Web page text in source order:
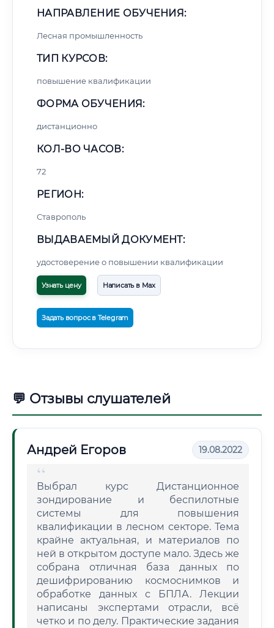
НАПРАВЛЕНИЕ ОБУЧЕНИЯ:
Лесная промышленность
ТИП КУРСОВ:
повышение квалификации
ФОРМА ОБУЧЕНИЯ:
дистанционно
КОЛ-ВО ЧАСОВ:
72
РЕГИОН:
Ставрополь
ВЫДАВАЕМЫЙ ДОКУМЕНТ:
удостоверение о повышении квалификации
Узнать цену Написать в Max
Задать вопрос в Telegram
💬 Отзывы слушателей
Андрей Егоров 19.08.2022
Выбрал курс Дистанционное
зондирование и беспилотные
системы для повышения
квалификации в лесном секторе. Тема
крайне актуальная, и материалов по
ней в открытом доступе мало. Здесь же
собрана отличная база данных по
дешифрированию космоснимков и
обработке данных с БПЛА. Лекции
написаны экспертами отрасли, всё
четко и по делу. Практические задания